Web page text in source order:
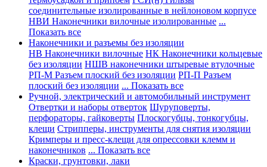
соединительные изолированные в нейлоновом корпусе
НВИ Наконечники вилочные изолированные ...
Показать все
Наконечники и разъемы без изоляции
НВ Наконечники вилочные НК Наконечники кольцевые
без изоляции НШВ наконечники штыревые втулочные
РП-М Разъем плоский без изоляции РП-П Разъем
плоский без изоляции ... Показать все
Ручной, электрический и автомобильный инструмент
Отвертки и наборы отверток Шуруповерты,
перфораторы, гайковерты Плоскогубцы, тонкогубцы,
клещи Стрипперы, инструменты для снятия изоляции
Кримперы и пресс-клещи для опрессовки клемм и
наконечников ... Показать все
Краски, грунтовки, лаки